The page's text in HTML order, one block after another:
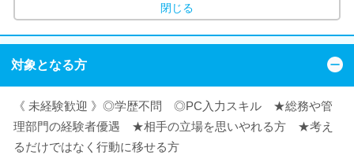
閉じる
対象となる方
《 未経験歓迎 》◎学歴不問 ◎PC入力スキル ★総務や管
理部門の経験者優遇 ★相手の立場を思いやれる方 ★考え
るだけではなく行動に移せる方